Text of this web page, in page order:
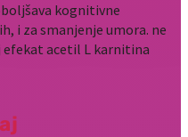
kognitivne
i za smanjenje umora. ne
acetil L karnitina